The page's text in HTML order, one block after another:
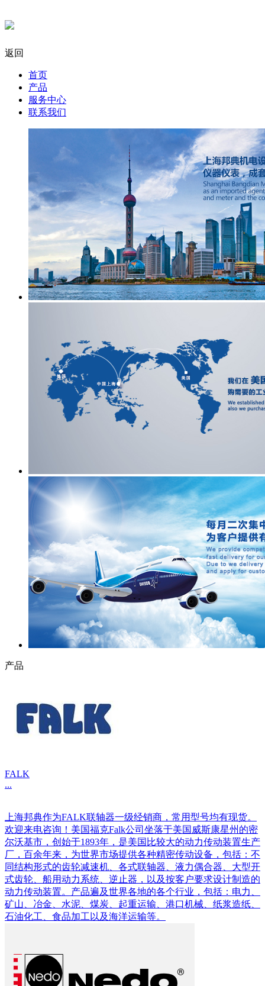
返回
首页
产品
服务中心
联系我们
产品
FALK
...
上海邦典作为FALK联轴器一级经销商，常用型号均有现货。
欢迎来电咨询！美国福克Falk公司坐落于美国威斯康星州的密
尔沃基市，创始于1893年，是美国比较大的动力传动装置生产
厂，百余年来，为世界市场提供各种精密传动设备，包括：不
同结构形式的齿轮减速机、各式联轴器、液力偶合器、大型开
式齿轮、船用动力系统、逆止器，以及按客户要求设计制造的
动力传动装置。产品遍及世界各地的各个行业，包括：电力、
矿山、冶金、水泥、煤炭、起重运输、港口机械、纸浆造纸、
石油化工、食品加工以及海洋运输等。